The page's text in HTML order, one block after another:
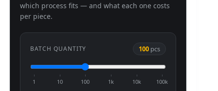
which process fits — and what each one costs
per piece.
BATCH QUANTITY 100 pcs
1 10 100 1k 10k 100k